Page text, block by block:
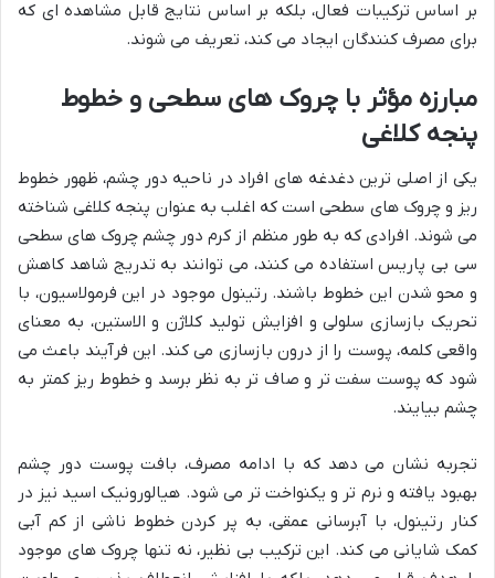
بر اساس ترکیبات فعال، بلکه بر اساس نتایج قابل مشاهده ای که
برای مصرف کنندگان ایجاد می کند، تعریف می شوند.
مبارزه مؤثر با چروک های سطحی و خطوط
پنجه کلاغی
یکی از اصلی ترین دغدغه های افراد در ناحیه دور چشم، ظهور خطوط
ریز و چروک های سطحی است که اغلب به عنوان پنجه کلاغی شناخته
می شوند. افرادی که به طور منظم از کرم دور چشم چروک های سطحی
سی بی پاریس استفاده می کنند، می توانند به تدریج شاهد کاهش
و محو شدن این خطوط باشند. رتینول موجود در این فرمولاسیون، با
تحریک بازسازی سلولی و افزایش تولید کلاژن و الاستین، به معنای
واقعی کلمه، پوست را از درون بازسازی می کند. این فرآیند باعث می
شود که پوست سفت تر و صاف تر به نظر برسد و خطوط ریز کمتر به
چشم بیایند.
تجربه نشان می دهد که با ادامه مصرف، بافت پوست دور چشم
بهبود یافته و نرم تر و یکنواخت تر می شود. هیالورونیک اسید نیز در
کنار رتینول، با آبرسانی عمقی، به پر کردن خطوط ناشی از کم آبی
کمک شایانی می کند. این ترکیب بی نظیر، نه تنها چروک های موجود